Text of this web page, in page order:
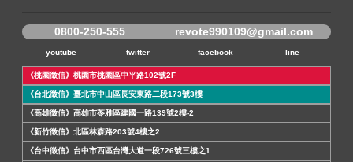
0800-250-555 revote990109@gmail.com
youtube twitter facebook line
《桃園徵信》桃園市桃園區中平路102號2F
《台北徵信》臺北市中山區長安東路二段173號3樓
《高雄徵信》高雄市苓雅區建國一路139號2樓-2
《新竹徵信》北區林森路203號4樓之2
《台中徵信》台中市西區台灣大道一段726號三樓之1